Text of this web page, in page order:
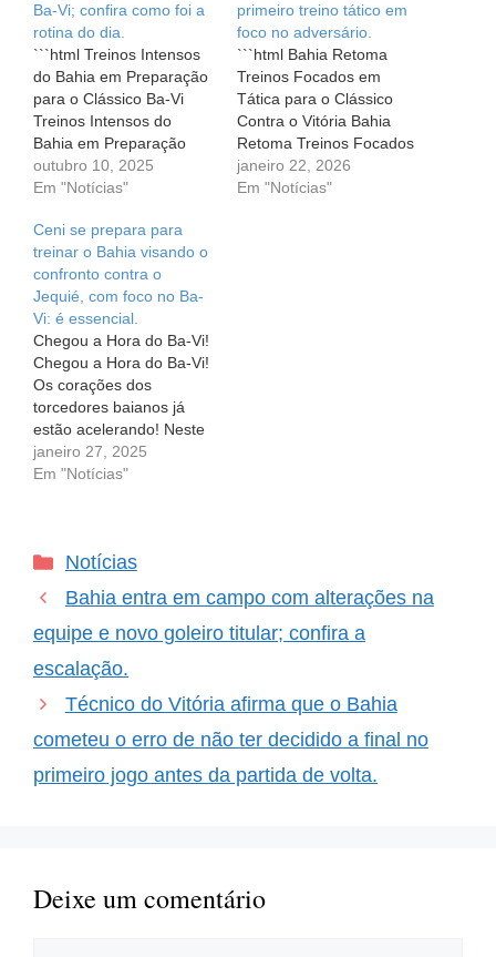
Ba-Vi; confira como foi a
rotina do dia.
```html Treinos Intensos
do Bahia em Preparação
para o Clássico Ba-Vi
Treinos Intensos do
Bahia em Preparação
para o Clássico Ba-Vi O
clima está quente na
apaixonados torcedores
do Bahia podem sentir a
expectativa no ar. O
próximo clássico contra o
Vitória, conhecido como
Ba-Vi, está…
outubro 10, 2025
Em "Notícias"
primeiro treino tático em
foco no adversário.
```html Bahia Retoma
Treinos Focados em
Tática para o Clássico
Contra o Vitória Bahia
Retoma Treinos Focados
em Tática para o
Clássico Contra o Vitória
janeiro 22, 2026
Em "Notícias"
Ceni se prepara para
treinar o Bahia visando o
confronto contra o
Jequié, com foco no Ba-
Vi: é essencial.
Chegou a Hora do Ba-Vi!
Chegou a Hora do Ba-Vi!
Os corações dos
torcedores baianos já
estão acelerando! Neste
sábado, dia 1º, Bahia e
Vitória se enfrentarão em
torcida e os gramados da
será a…
janeiro 27, 2025
Em "Notícias"
Categorias
Notícias
Bahia entra em campo com alterações na
equipe e novo goleiro titular; confira a
escalação.
Técnico do Vitória afirma que o Bahia
cometeu o erro de não ter decidido a final no
primeiro jogo antes da partida de volta.
Deixe um comentário